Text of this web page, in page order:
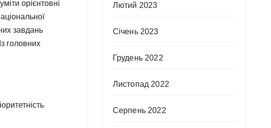
орієнтовні
завдань
головних
Лютий 2023
Січень 2023
Грудень 2022
Листопад 2022
Серпень 2022